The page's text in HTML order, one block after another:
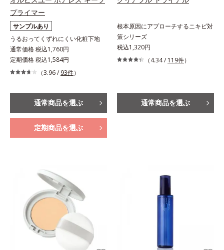
プライマー
サンプルあり
うるおってくずれにくい化粧下地
通常価格 税込1,760円
定期価格 税込1,584円
（3.96 / 93件）
通常商品を選ぶ
定期商品を選ぶ
根本原因にアプローチするニキビ対
策シリーズ
税込1,320円
（4.34 / 119件）
通常商品を選ぶ